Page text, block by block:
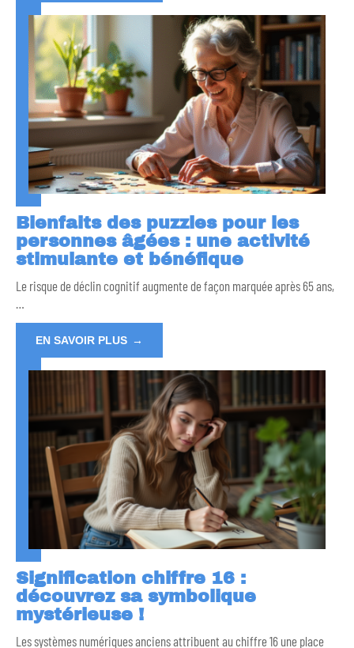
Bienfaits des puzzles pour les
personnes âgées : une activité
stimulante et bénéfique
Le risque de déclin cognitif augmente de façon marquée après 65 ans,
…
EN SAVOIR PLUS
Signification chiffre 16 :
découvrez sa symbolique
mystérieuse !
Les systèmes numériques anciens attribuent au chiffre 16 une place